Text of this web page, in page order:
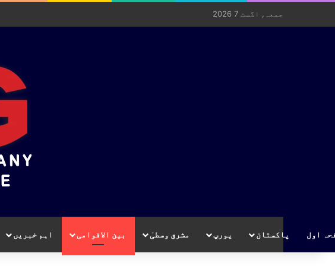
جمعہ, اگست 7 2026
اول پاکستان یورپ مشرق وسطیٰ بین الاقوامی اہم خبریں